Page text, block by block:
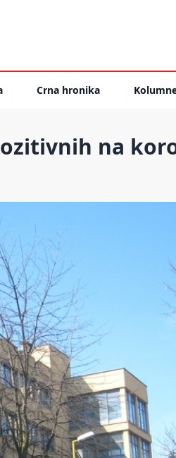
Crna hronika
na